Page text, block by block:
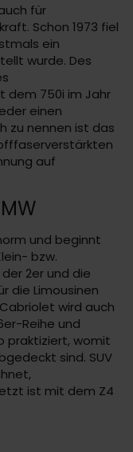
für
Schon 1973 fiel
ein
wurde. Des
dem 750i im Jahr
einen
zu nennen ist das
auf
und beginnt
bzw.
2er und die
die Limousinen
wird auch
Reihe und
praktiziert, womit
sind. SUV
ist mit dem Z4